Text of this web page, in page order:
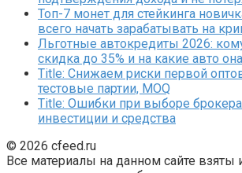
Топ-7 монет для стейкинга
всего начать зарабатывать на
Льготные автокредиты 2026:
скидка до 35% и на какие авто
Title: Снижаем риски первой
тестовые партии, MOQ
Title: Ошибки при выборе
инвестиции и средства
© 2026 cfeed.ru
Все материалы на данном сайте взяты